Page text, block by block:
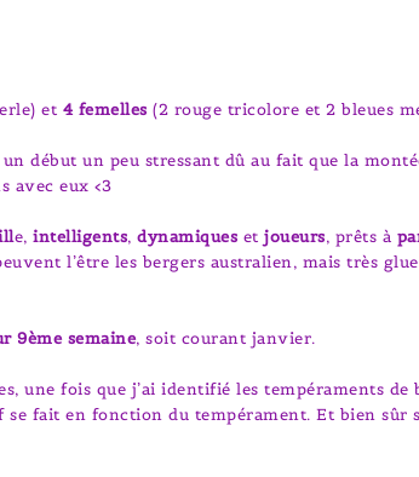
et 4 femelles (2 rouge tricolore et 2 bleues
début un peu stressant dû au fait que la
avec eux <3
e, intelligents, dynamiques et joueurs, prêts à
l’être les bergers australien, mais très
9ème semaine, soit courant janvier.
une fois que j’ai identifié les tempéraments
fait en fonction du tempérament. Et bien